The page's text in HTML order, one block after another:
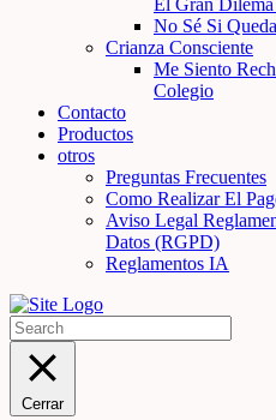
El Gran
No Sé Si
Crianza Consciente
Me Siento
Colegio
Contacto
Productos
otros
Preguntas Frecuentes
Como Realizar El
Aviso Legal
Datos (RGPD)
Reglamentos IA
Cerrar